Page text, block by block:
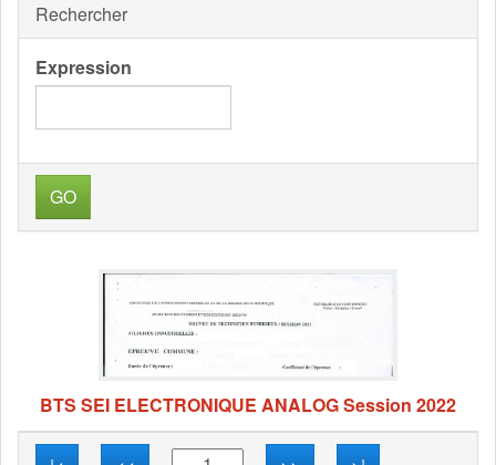
Rechercher
Expression
GO
BTS SEI ELECTRONIQUE ANALOG Session 2022